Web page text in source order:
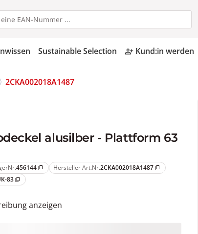
Sustainable Selection person_add_alt Kund:in werden
2CKA002018A1487
alusilber - Plattform 63
456144 content_copy Hersteller Art.Nr.2CKA002018A1487 content_copy
83 content_copy
anzeigen